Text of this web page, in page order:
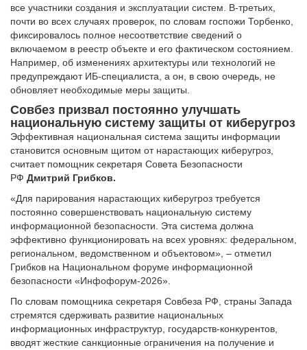
все участники создания и эксплуатации систем. В-третьих,
почти во всех случаях проверок, по словам госпожи Торбенко,
фиксировалось полное несоответствие сведений о
включаемом в реестр объекте и его фактическом состоянием.
Например, об изменениях архитектуры или технологий не
предупреждают ИБ-специалиста, а он, в свою очередь, не
обновляет необходимые меры защиты.
Совбез призвал постоянно улучшать
национальную систему защиты от киберугроз
Эффективная национальная система защиты информации
становится основным щитом от нарастающих киберугроз,
считает помощник секретаря Совета Безопасности
РФ Дмитрий Грибков.
«Для парирования нарастающих киберугроз требуется
постоянно совершенствовать национальную систему
информационной безопасности. Эта система должна
эффективно функционировать на всех уровнях: федеральном,
региональном, ведомственном и объектовом», – отметил
Грибков на Национальном форуме информационной
безопасности «Инфофорум-2026».
По словам помощника секретаря Совбеза РФ, страны Запада
стремятся сдерживать развитие национальных
информационных инфраструктур, государств-конкурентов,
вводят жесткие санкционные ограничения на получение и